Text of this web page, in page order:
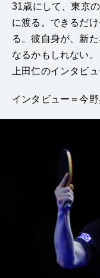
31歳にして、東京
に渡る。できるだ
る。彼自身が、新
なるかもしれない。
上田仁のインタビ
インタビュー＝今